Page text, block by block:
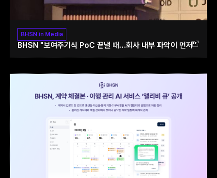
BHSN in Media
BHSN "보여주기식 PoC 끝낼 때…회사 내부 파악이 먼저"